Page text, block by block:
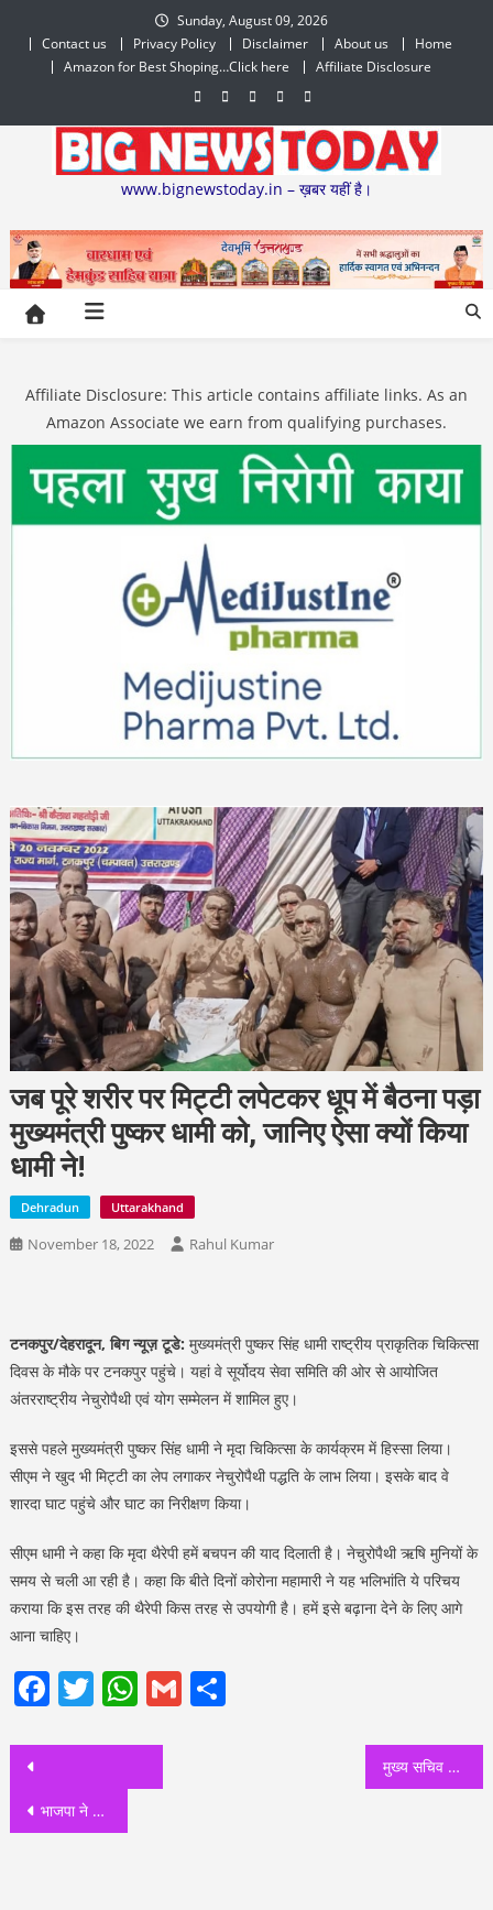
content
Sunday, August 09, 2026
Contact us
Privacy Policy Disclaimer About us
Home
Amazon for Best Shoping…Click here
Affiliate Disclosure
www.bignewstoday.in – ख़बर यहीं है।
Affiliate Disclosure: This article contains affiliate links. As an
Amazon Associate we earn from qualifying purchases.
जब पूरे शरीर पर मिट्टी लपेटकर धूप में बैठना पड़ा
मुख्यमंत्री पुष्कर धामी को, जानिए ऐसा क्यों किया
धामी ने!
Dehradun Uttarakhand
November 18, 2022 Rahul Kumar
टनकपुर/देहरादून, बिग न्यूज़ टूडे: मुख्यमंत्री पुष्कर सिंह धामी राष्ट्रीय प्राकृतिक चिकित्सा
दिवस के मौके पर टनकपुर पहुंचे। यहां वे सूर्योदय सेवा समिति की ओर से आयोजित
अंतरराष्ट्रीय नेचुरोपैथी एवं योग सम्मेलन में शामिल हुए।
इससे पहले मुख्यमंत्री पुष्कर सिंह धामी ने मृदा चिकित्सा के कार्यक्रम में हिस्सा लिया।
सीएम ने खुद भी मिट्टी का लेप लगाकर नेचुरोपैथी पद्धति के लाभ लिया। इसके बाद वे
शारदा घाट पहुंचे और घाट का निरीक्षण किया।
सीएम धामी ने कहा कि मृदा थैरेपी हमें बचपन की याद दिलाती है। नेचुरोपैथी ऋषि मुनियों के
समय से चली आ रही है। कहा कि बीते दिनों कोरोना महामारी ने यह भलिभांति ये परिचय
कराया कि इस तरह की थैरेपी किस तरह से उपयोगी है। हमें इसे बढ़ाना देने के लिए आगे
आना चाहिए।
Facebook
Twitter
WhatsApp
GmailShare
Post
navigation
भाजपा ने सरकार के मंत्रियों को जिलों में दो दिवसीय प्रवास के दिए निर्देश, विकास योजनाओं की करेंगे समीक्षा बैठक
मुख्य सचिव ने प्रदेश में जल्द से जल्द नेटवर्क की 100 प्रतिशत कवरेज उपलब्ध कराए जाने के अधिकारियों को दिए निर्देश